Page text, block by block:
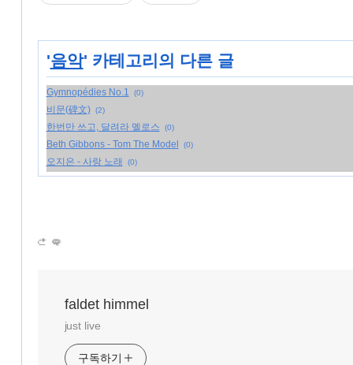
'음악' 카테고리의 다른 글
Gymnopédies No.1 (0)
비문(碑文) (2)
한번만 쓰고, 달려라 멜로스 (0)
Beth Gibbons - Tom The Model (0)
오지은 - 사랑 노래 (0)
faldet himmel
just live
구독하기